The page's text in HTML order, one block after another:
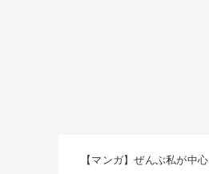
【マンガ】ぜんぶ私が中心